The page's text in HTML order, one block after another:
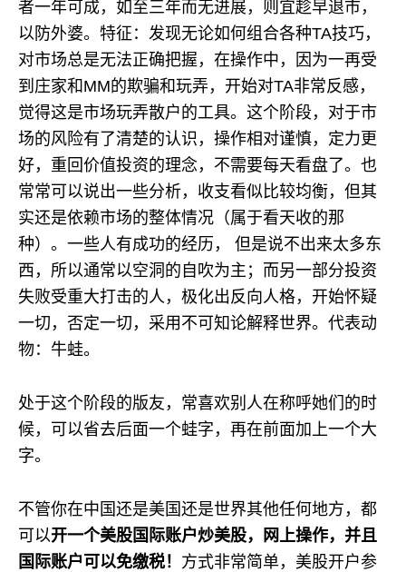
者一年可成，如至三年而无进展，则宜趁早退市，
以防外婆。特征：发现无论如何组合各种TA技巧，
对市场总是无法正确把握，在操作中，因为一再受
到庄家和MM的欺骗和玩弄，开始对TA非常反感，
觉得这是市场玩弄散户的工具。这个阶段，对于市
场的风险有了清楚的认识，操作相对谨慎，定力更
好，重回价值投资的理念，不需要每天看盘了。也
常常可以说出一些分析，收支看似比较均衡，但其
实还是依赖市场的整体情况（属于看天收的那
种）。一些人有成功的经历， 但是说不出来太多东
西，所以通常以空洞的自吹为主；而另一部分投资
失败受重大打击的人，极化出反向人格，开始怀疑
一切，否定一切，采用不可知论解释世界。代表动
物：牛蛙。
处于这个阶段的版友，常喜欢别人在称呼她们的时
候，可以省去后面一个蛙字，再在前面加上一个大
字。
不管你在中国还是美国还是世界其他任何地方，都
可以开一个美股国际账户炒美股，网上操作，并且
国际账户可以免缴税！ 方式非常简单，美股开户参